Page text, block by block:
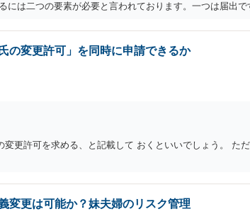
は二つの要素が必要と言われております。一つは届出
続のために配偶者という立場を得ることが主な目的と
意思はありません。 よって、婚姻は婚姻意思の欠如により
の変更許可」を同時に申請できるか
更許可を求める、と記載して おくといいでしょう。 た
変更は可能か？妹夫婦のリスク管理